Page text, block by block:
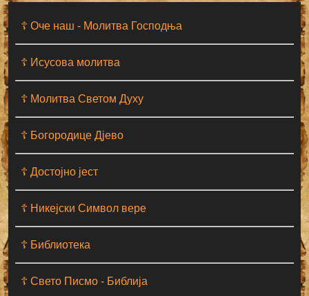
☦ Оче наш - Moлитва Господња
☦ Исусова молитва
☦ Молитва Светом Духу
☦ Богородице Дјево
☦ Достојно јест
☦ Никејски Символ вере
☦ Библиотека
☦ Свето Писмо - Библија